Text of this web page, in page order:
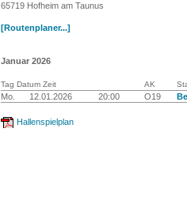
65719 Hofheim am Taunus
[Routenplaner...]
Januar 2026
Tag Datum Zeit AK
Mo. 12.01.2026 20:00 O19
Hallenspielplan